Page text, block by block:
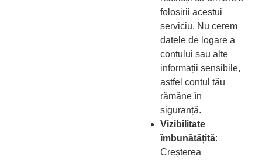
folosirii acestui
serviciu. Nu cerem
datele de logare a
contului sau alte
informații sensibile,
astfel contul tău
rămâne în
siguranță.
Vizibilitate
îmbunătățită:
Creșterea